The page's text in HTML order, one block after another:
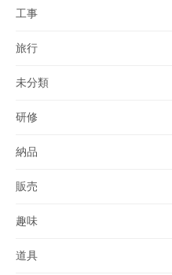
工事
旅行
未分類
研修
納品
販売
趣味
道具